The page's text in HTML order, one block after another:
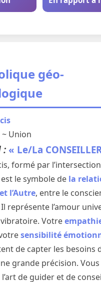
géo-
Union
: « Le/La
formé par
le symbole de la
l’Autre, entre le
Il représente l’amour
Votre
sensibilité
de capter les besoins
grande précision. Vous
de guider et de